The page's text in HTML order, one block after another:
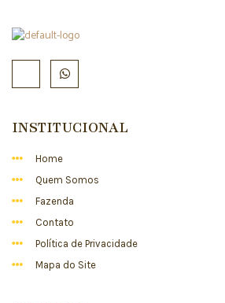
INSTITUCIONAL
Home
Quem Somos
Fazenda
Contato
Política de Privacidade
Mapa do Site